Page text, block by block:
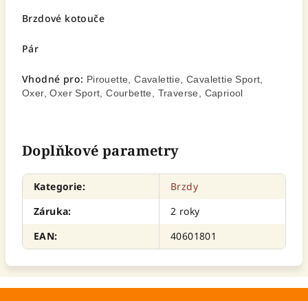
Brzdové kotouče
Pár
Vhodné pro: Pirouette, Cavalettie, Cavalettie Sport,
Oxer, Oxer Sport, Courbette, Traverse, Capriool
Doplňkové parametry
Kategorie:
Brzdy
Záruka:
2 roky
EAN: 40601801